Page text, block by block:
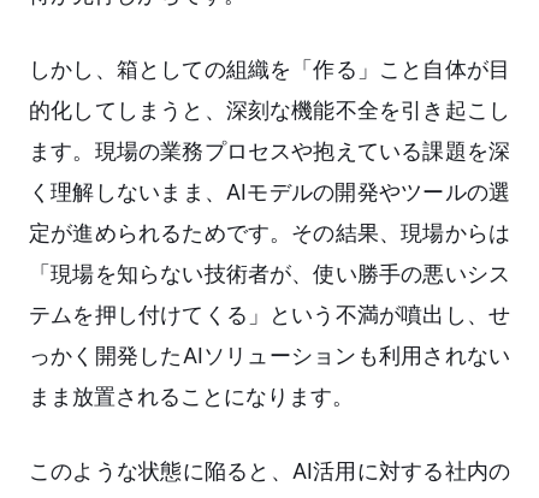
しかし、箱としての組織を「作る」こと自体が目
的化してしまうと、深刻な機能不全を引き起こし
ます。現場の業務プロセスや抱えている課題を深
く理解しないまま、AIモデルの開発やツールの選
定が進められるためです。その結果、現場からは
「現場を知らない技術者が、使い勝手の悪いシス
テムを押し付けてくる」という不満が噴出し、せ
っかく開発したAIソリューションも利用されない
まま放置されることになります。
このような状態に陥ると、AI活用に対する社内の